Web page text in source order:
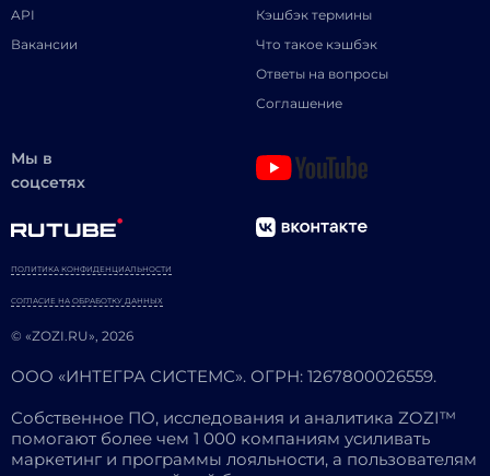
API
Вакансии
Кэшбэк термины
Что такое кэшбэк
Ответы на вопросы
Соглашение
Мы в
соцсетях
© «ZOZI.RU», 2026
ПОЛИТИКА КОНФИДЕНЦИАЛЬНОСТИ
СОГЛАСИЕ НА ОБРАБОТКУ ДАННЫХ
ООО «ИНТЕГРА СИСТЕМС». ОГРН: 1267800026559.
Собственное ПО, исследования и аналитика ZOZI™
помогают более чем 1 000 компаниям усиливать
маркетинг и программы лояльности, а пользователям